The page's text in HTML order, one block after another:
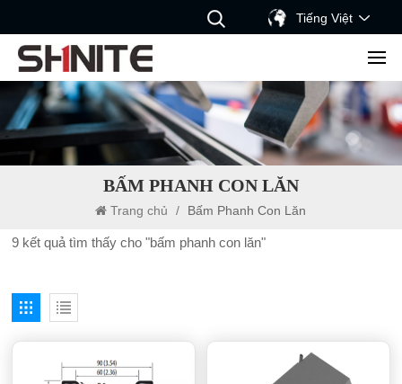
Tiếng Việt
BẤM PHANH CON LĂN
Trang chủ / Bấm Phanh Con Lăn
9 kết quả tìm thấy cho "bấm phanh con lăn"